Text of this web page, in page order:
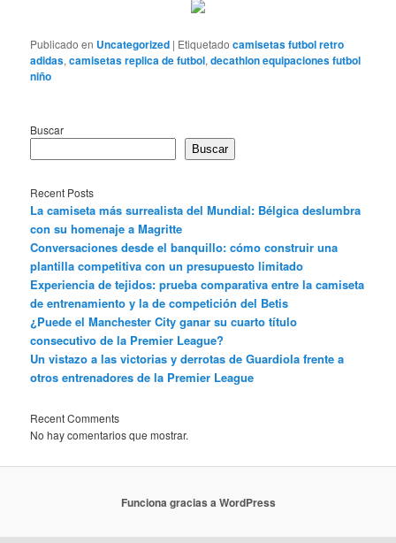
Publicado en Uncategorized | Etiquetado camisetas futbol retro
adidas,camisetas replica de futbol,decathlon equipaciones futbol
niño
Buscar
Buscar
Recent Posts
La camiseta más surrealista del Mundial: Bélgica deslumbra
con su homenaje a Magritte
Conversaciones desde el banquillo: cómo construir una
plantilla competitiva con un presupuesto limitado
Experiencia de tejidos: prueba comparativa entre la camiseta
de entrenamiento y la de competición del Betis
¿Puede el Manchester City ganar su cuarto título
consecutivo de la Premier League?
Un vistazo a las victorias y derrotas de Guardiola frente a
otros entrenadores de la Premier League
Recent Comments
No hay comentarios que mostrar.
Funciona gracias a WordPress